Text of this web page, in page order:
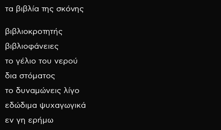
τα βιβλία της σκόνης
βιβλιοκροτητής
βιβλιοφάνειες
το γέλιο του νερού
δια στόματος
το δυναμώνεις λίγο
εδώδιμα ψυχαγωγικά
εν γη ερήμω